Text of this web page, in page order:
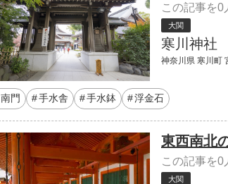
この記事を0
大関
寒川神社
神奈川県 寒川町
南門 手水舎 手水鉢 浮金石
東西南北
この記事を0
大関